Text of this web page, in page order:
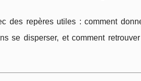
des repères utiles : comment
se disperser, et comment